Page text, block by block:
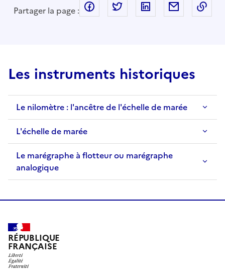
Partager la page : facebook twitter linkedin mail
Les instruments historiques
Le nilomètre : l'ancêtre de l'échelle de marée
L'échelle de marée
Le marégraphe à flotteur ou marégraphe
analogique
RÉPUBLIQUE
FRANÇAISE